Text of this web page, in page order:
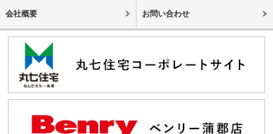
会社概要 お問い合わせ